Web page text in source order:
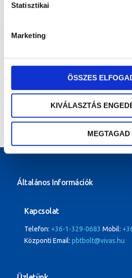
Statisztikai
Marketing
ÖSSZES
KIVÁLASZTÁS
MEGTAGAD
További
arany
Általános Információk
Kapcsolat
Telefon: +36-1-329-0683 Mobil:
Központi Email: pbtbolt@vivas.hu